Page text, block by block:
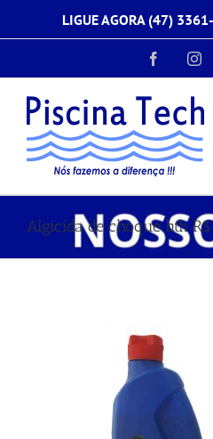
o
LIGUE AGORA (47)
Facebook
Algicida de choque hth